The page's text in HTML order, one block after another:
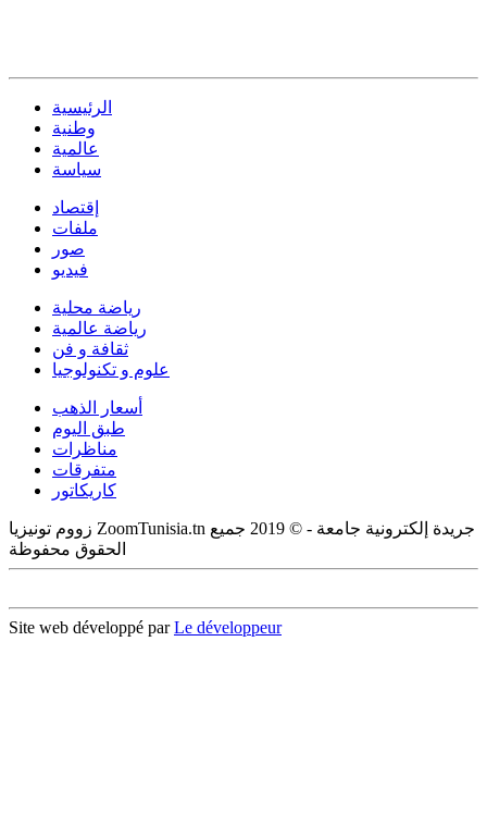
الرئيسية
وطنية
عالمية
سياسة
إقتصاد
ملفات
صور
فيديو
رياضة محلية
رياضة عالمية
ثقافة و فن
علوم و تكنولوجيا
أسعار الذهب
طبق اليوم
مناظرات
متفرقات
كاريكاتور
زووم تونيزيا ZoomTunisia.tn جريدة إلكترونية جامعة - © 2019 جميع
الحقوق محفوظة
Site web développé parLe développeur